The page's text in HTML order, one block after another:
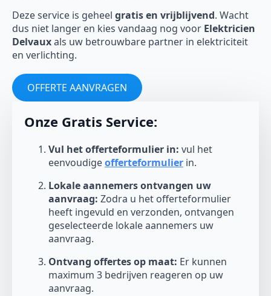
Deze service is geheel gratis en vrijblijvend. Wacht
dus niet langer en kies vandaag nog voor Elektricien
Delvauxals uw betrouwbare partner in elektriciteit
en verlichting.
OFFERTE AANVRAGEN
Onze Gratis Service:
Vul het offerteformulier in: vul het
eenvoudigeofferteformulier in.
Lokale aannemers ontvangen uw
aanvraag: Zodra u het offerteformulier
heeft ingevuld en verzonden, ontvangen
geselecteerde lokale aannemers uw
aanvraag.
Ontvang offertes op maat: Er kunnen
maximum 3 bedrijven reageren op uw
aanvraag.